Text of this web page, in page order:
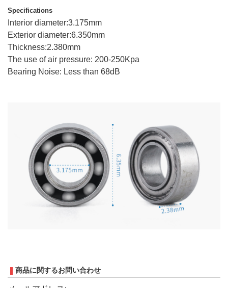
Specifications
Interior diameter:3.175mm
Exterior diameter:6.350mm
Thickness:2.380mm
The use of air pressure: 200-250Kpa
Bearing Noise: Less than 68dB
商品に関するお問い合わせ